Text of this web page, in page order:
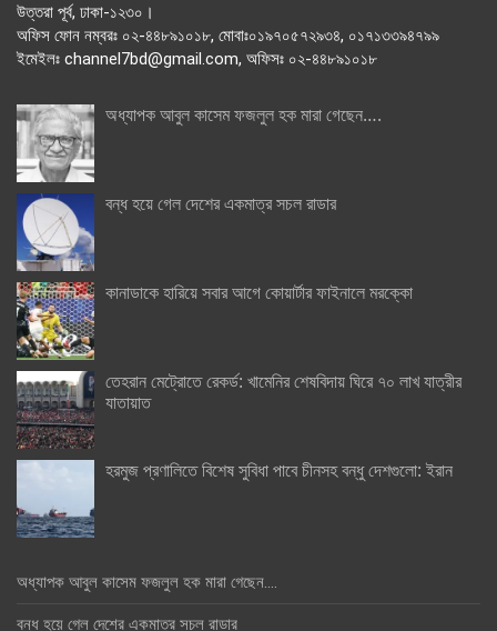
উত্তরা পূর্ব, ঢাকা-১২৩০।
অফিস ফোন নম্বরঃ ০২-৪৪৮৯১০১৮, মোবাঃ০১৯৭০৫৭২৯৩৪, ০১৭১৩৩৯৪৭৯৯
ইমেইলঃ channel7bd@gmail.com, অফিসঃ ০২-৪৪৮৯১০১৮
অধ্যাপক আবুল কাসেম ফজলুল হক মারা গেছেন….
বন্ধ হয়ে গেল দেশের একমাত্র সচল রাডার
কানাডাকে হারিয়ে সবার আগে কোয়ার্টার ফাইনালে মরক্কো
তেহরান মেট্রোতে রেকর্ড: খামেনির শেষবিদায় ঘিরে ৭০ লাখ যাত্রীর
যাতায়াত
হরমুজ প্রণালিতে বিশেষ সুবিধা পাবে চীনসহ বন্ধু দেশগুলো: ইরান
অধ্যাপক আবুল কাসেম ফজলুল হক মারা গেছেন….
বন্ধ হয়ে গেল দেশের একমাত্র সচল রাডার